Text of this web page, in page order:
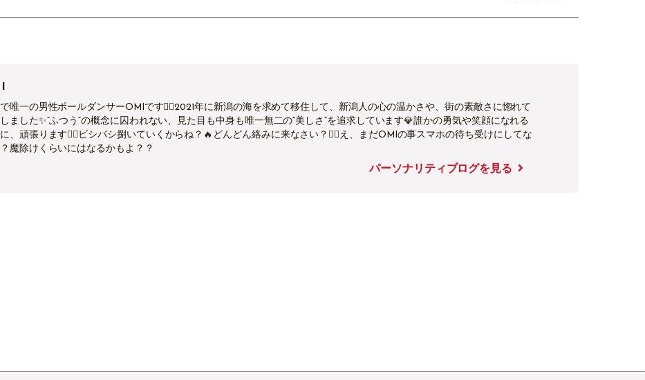
間聴けます
唯一の男性ポールダンサーOMIです✌🏻2021年に新潟の海を求めて移住して、新潟人の心の温かさや、街の素敵さに惚れて
ました✨“ふつう“の概念に囚われない、見た目も中身も唯一無二の“美しさ“を追求しています💎誰かの勇気や笑顔になれる
、頑張ります✌🏻ビシバシ捌いていくからね？🔥どんどん絡みに来なさい？✌🏻え、まだOMIの事スマホの待ち受けにしてな
魔除けくらいにはなるかもよ？？
パーソナリティブログを見る